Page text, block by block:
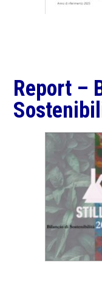
Report –